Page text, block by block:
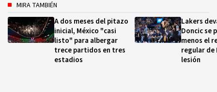
MIRA TAMBIÉN
A dos meses del pitazo
inicial, México "casi
listo" para albergar
trece partidos en tres
estadios
Lakers
Doncic se
menos el
regular de
lesión